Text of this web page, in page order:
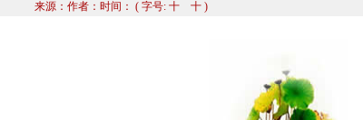
来源：作者：时间： ( 字号: 十 十)